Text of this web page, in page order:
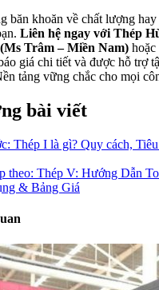
băn khoăn về chất lượng hay
Liên hệ ngay với Thép
(Ms Trâm – Miền Nam) hoặc
giá chi tiết và được hỗ trợ
tảng vững chắc cho mọi
bài viết
Thép I là gì? Quy cách,
theo: Thép V: Hướng Dẫn
& Bảng Giá